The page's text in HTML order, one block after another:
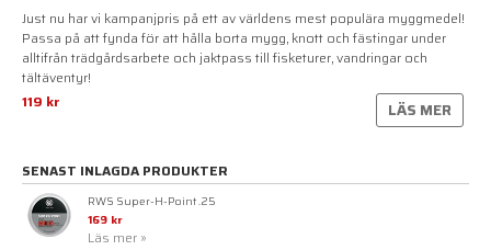
Just nu har vi kampanjpris på ett av världens mest populära myggmedel!
Passa på att fynda för att hålla borta mygg, knott och fästingar under
alltifrån trädgårdsarbete och jaktpass till fisketurer, vandringar och
tältäventyr!
119 kr
LÄS MER
SENAST INLAGDA PRODUKTER
RWS Super-H-Point .25
169 kr
Läs mer »